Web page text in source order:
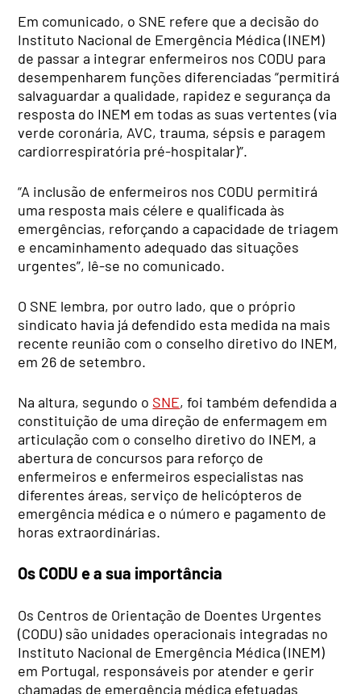
Em comunicado, o SNE refere que a decisão do
Instituto Nacional de Emergência Médica (INEM)
de passar a integrar enfermeiros nos CODU para
desempenharem funções diferenciadas “permitirá
salvaguardar a qualidade, rapidez e segurança da
resposta do INEM em todas as suas vertentes (via
verde coronária, AVC, trauma, sépsis e paragem
cardiorrespiratória pré-hospitalar)”.
“A inclusão de enfermeiros nos CODU permitirá
uma resposta mais célere e qualificada às
emergências, reforçando a capacidade de triagem
e encaminhamento adequado das situações
urgentes”, lê-se no comunicado.
O SNE lembra, por outro lado, que o próprio
sindicato havia já defendido esta medida na mais
recente reunião com o conselho diretivo do INEM,
em 26 de setembro.
Na altura, segundo o SNE, foi também defendida a
constituição de uma direção de enfermagem em
articulação com o conselho diretivo do INEM, a
abertura de concursos para reforço de
enfermeiros e enfermeiros especialistas nas
diferentes áreas, serviço de helicópteros de
emergência médica e o número e pagamento de
horas extraordinárias.
Os CODU e a sua importância
Os Centros de Orientação de Doentes Urgentes
(CODU) são unidades operacionais integradas no
Instituto Nacional de Emergência Médica (INEM)
em Portugal, responsáveis por atender e gerir
chamadas de emergência médica efetuadas